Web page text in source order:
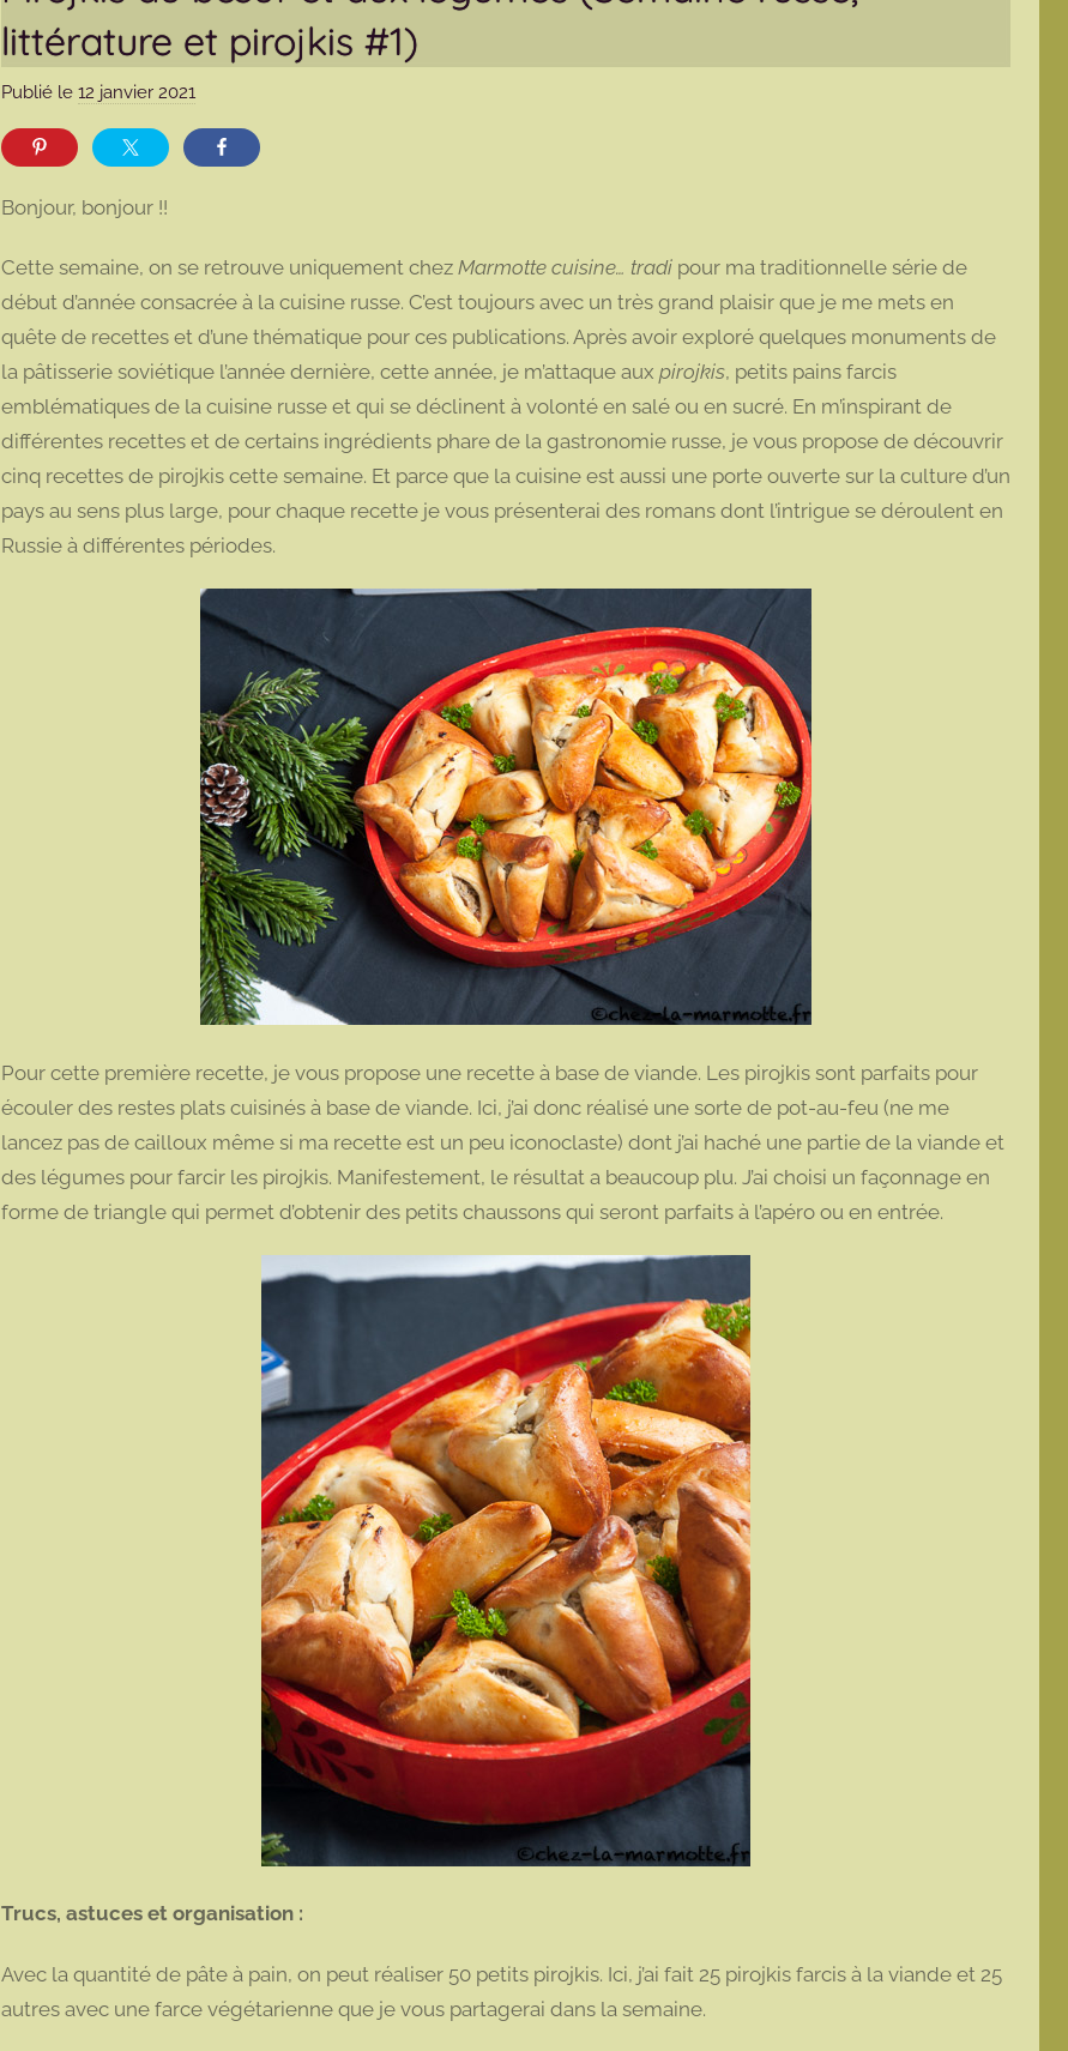
littérature et pirojkis #1)
Publié le 12 janvier 2021
m
o
t
t
e
Bonjour, bonjour !!
Cette semaine, on se retrouve uniquement chez Marmotte cuisine… tradipour ma traditionnelle série de
début d’année consacrée à la cuisine russe. C’est toujours avec un très grand plaisir que je me mets en
quête de recettes et d’une thématique pour ces publications. Après avoir exploré quelques monuments de
la pâtisserie soviétique l’année dernière, cette année, je m’attaque aux pirojkis, petits pains farcis
emblématiques de la cuisine russe et qui se déclinent à volonté en salé ou en sucré. En m’inspirant de
différentes recettes et de certains ingrédients phare de la gastronomie russe, je vous propose de découvrir
cinq recettes de pirojkis cette semaine. Et parce que la cuisine est aussi une porte ouverte sur la culture d’un
pays au sens plus large, pour chaque recette je vous présenterai des romans dont l’intrigue se déroulent en
Russie à différentes périodes.
Pour cette première recette, je vous propose une recette à base de viande. Les pirojkis sont parfaits pour
écouler des restes plats cuisinés à base de viande. Ici, j’ai donc réalisé une sorte de pot-au-feu (ne me
lancez pas de cailloux même si ma recette est un peu iconoclaste) dont j’ai haché une partie de la viande et
des légumes pour farcir les pirojkis. Manifestement, le résultat a beaucoup plu. J’ai choisi un façonnage en
forme de triangle qui permet d’obtenir des petits chaussons qui seront parfaits à l’apéro ou en entrée.
Trucs, astuces et organisation :
Avec la quantité de pâte à pain, on peut réaliser 50 petits pirojkis. Ici, j’ai fait 25 pirojkis farcis à la viande et 25
autres avec une farce végétarienne que je vous partagerai dans la semaine.